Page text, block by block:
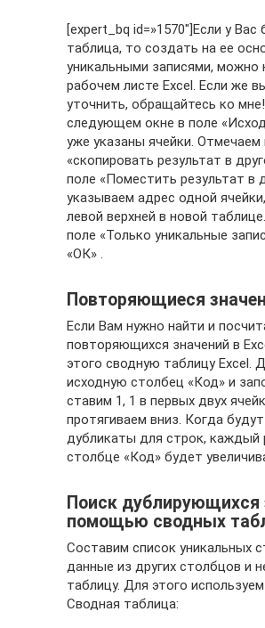
[expert_bq id=»1570″]Если у
таблица, то создать на ее
уникальными записями, можно
рабочем листе Excel. Если же
уточнить, обращайтесь ко
следующем окне в поле
уже указаны ячейки. Отмечаем
«скопировать результат в
поле «Поместить результат в
указываем адрес одной
левой верхней в новой
поле «Только уникальные
«ОК» .
Повторяющиеся
Если Вам нужно найти и
повторяющихся значений в
этого сводную таблицу Excel.
исходную столбец «Код» и
ставим 1, 1 в первых двух
протягиваем вниз. Когда
дубликаты для строк, каждый
столбце «Код» будет
Поиск дублирующихся
помощью сводных
Составим список уникальных
данные из других столбцов и
таблицу. Для этого
Сводная таблица: